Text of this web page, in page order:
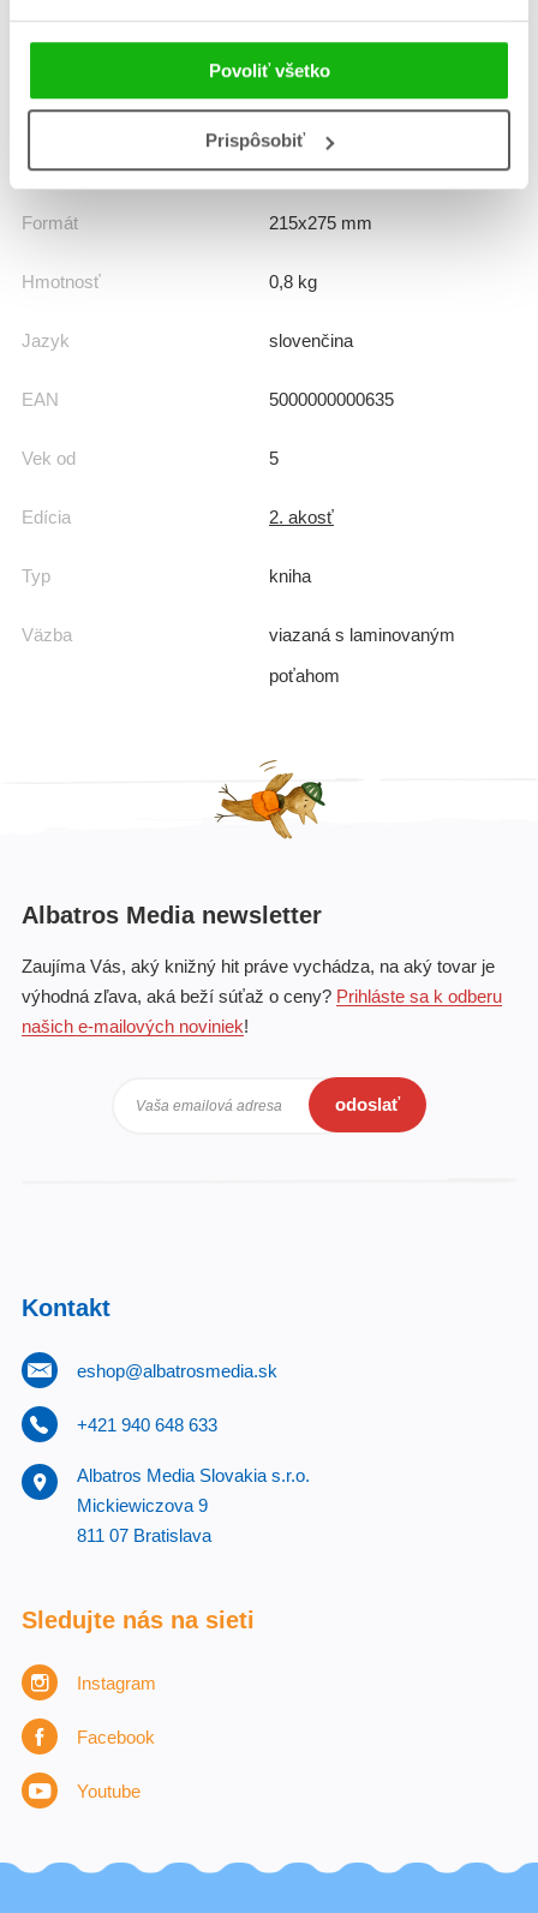
Povoliť všetko
Prispôsobiť
jazyky pre deti
Počet strán 128
Dátum vydania 1.8.2023
Formát 215x275 mm
Hmotnosť 0,8 kg
Jazyk slovenčina
EAN 5000000000635
Vek od 5
Edícia 2. akosť
Typ kniha
Väzba
viazaná s laminovaným
poťahom
Albatros Media newsletter
Zaujíma Vás, aký knižný hit práve vychádza, na aký tovar je
výhodná zľava, aká beží súťaž o ceny? Prihláste sa k odberu
našich e-mailových noviniek!
Vaša emailová adresa odoslať
Kontakt
eshop@albatrosmedia.sk
+421 940 648 633
Albatros Media Slovakia s.r.o.
Mickiewiczova 9
811 07 Bratislava
Sledujte nás na sieti
Instagram
Facebook
Youtube